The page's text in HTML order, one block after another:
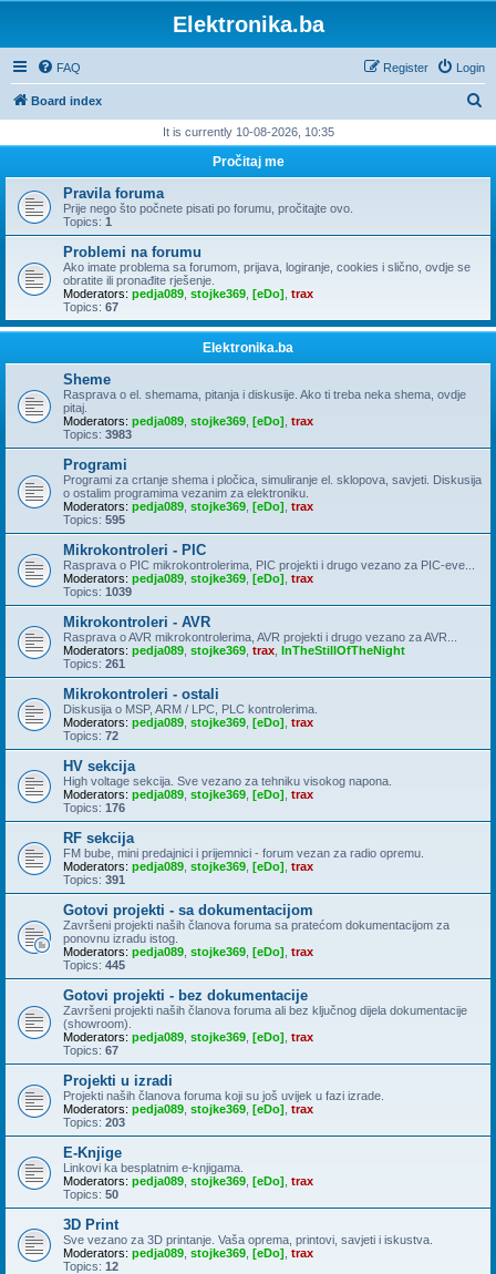
Elektronika.ba
FAQ Login
Register
Board index
r
h
It is currently 10-08-2026, 10:35
Pročitaj me
Pravila foruma
Prije nego što počnete pisati po forumu, pročitajte ovo.
Topics: 1
Problemi na forumu
Ako imate problema sa forumom, prijava, logiranje, cookies i slično, ovdje se
obratite ili pronađite rješenje.
Moderators: pedja089 stojke369 [eDo] trax
Topics: 67
Elektronika.ba
Sheme
Rasprava o el. shemama, pitanja i diskusije. Ako ti treba neka shema, ovdje
pitaj.
Moderators: pedja089 stojke369 [eDo] trax
Topics: 3983
Programi
Programi za crtanje shema i pločica, simuliranje el. sklopova, savjeti. Diskusija
o ostalim programima vezanim za elektroniku.
Moderators: pedja089 stojke369 [eDo] trax
Topics: 595
Mikrokontroleri - PIC
Rasprava o PIC mikrokontrolerima, PIC projekti i drugo vezano za PIC-eve...
Moderators: pedja089 stojke369 [eDo] trax
Topics: 1039
Mikrokontroleri - AVR
Rasprava o AVR mikrokontrolerima, AVR projekti i drugo vezano za AVR...
Moderators: pedja089 stojke369 trax InTheStillOfTheNight
Topics: 261
Mikrokontroleri - ostali
Diskusija o MSP, ARM / LPC, PLC kontrolerima.
Moderators: pedja089 stojke369 [eDo] trax
Topics: 72
HV sekcija
High voltage sekcija. Sve vezano za tehniku visokog napona.
Moderators: pedja089 stojke369 [eDo] trax
Topics: 176
RF sekcija
FM bube, mini predajnici i prijemnici - forum vezan za radio opremu.
Moderators: pedja089 stojke369 [eDo] trax
Topics: 391
Gotovi projekti - sa dokumentacijom
Završeni projekti naših članova foruma sa pratećom dokumentacijom za
ponovnu izradu istog.
Moderators: pedja089 stojke369 [eDo] trax
Topics: 445
Gotovi projekti - bez dokumentacije
Završeni projekti naših članova foruma ali bez ključnog dijela dokumentacije
(showroom).
Moderators: pedja089 stojke369 [eDo] trax
Topics: 67
Projekti u izradi
Projekti naših članova foruma koji su još uvijek u fazi izrade.
Moderators: pedja089 stojke369 [eDo] trax
Topics: 203
E-Knjige
Linkovi ka besplatnim e-knjigama.
Moderators: pedja089 stojke369 [eDo] trax
Topics: 50
3D Print
Sve vezano za 3D printanje. Vaša oprema, printovi, savjeti i iskustva.
Moderators: pedja089 stojke369 [eDo] trax
Topics: 12